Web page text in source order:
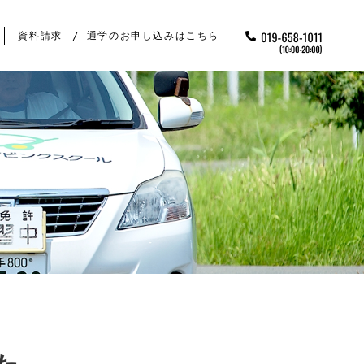
資料請求 通学のお申し込みはこちら